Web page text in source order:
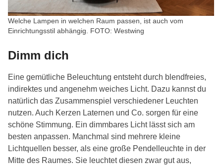
Welche Lampen in welchen Raum passen, ist auch vom
Einrichtungsstil abhängig. FOTO: Westwing
Dimm dich
Eine gemütliche Beleuchtung entsteht durch blendfreies,
indirektes und angenehm weiches Licht. Dazu kannst du
natürlich das Zusammenspiel verschiedener Leuchten
nutzen. Auch Kerzen Laternen und Co. sorgen für eine
schöne Stimmung. Ein dimmbares Licht lässt sich am
besten anpassen. Manchmal sind mehrere kleine
Lichtquellen besser, als eine große Pendelleuchte in der
Mitte des Raumes. Sie leuchtet diesen zwar gut aus,